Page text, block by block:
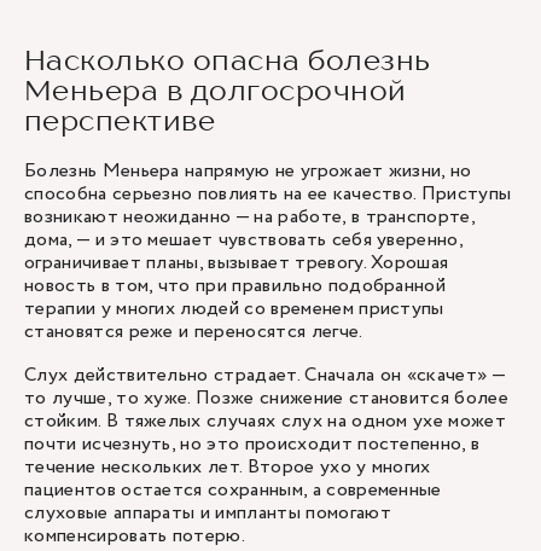
Насколько опасна болезнь
Меньера в долгосрочной
перспективе
Болезнь Меньера напрямую не угрожает жизни, но
способна серьезно повлиять на ее качество. Приступы
возникают неожиданно — на работе, в транспорте,
дома, — и это мешает чувствовать себя уверенно,
ограничивает планы, вызывает тревогу. Хорошая
новость в том, что при правильно подобранной
терапии у многих людей со временем приступы
становятся реже и переносятся легче.
Слух действительно страдает. Сначала он «скачет» —
то лучше, то хуже. Позже снижение становится более
стойким. В тяжелых случаях слух на одном ухе может
почти исчезнуть, но это происходит постепенно, в
течение нескольких лет. Второе ухо у многих
пациентов остается сохранным, а современные
слуховые аппараты и импланты помогают
компенсировать потерю.